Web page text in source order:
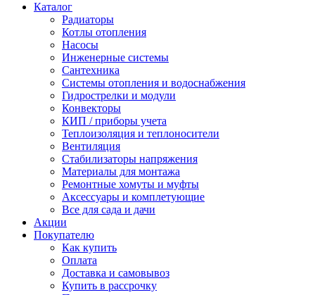
Каталог
Радиаторы
Котлы отопления
Насосы
Инженерные системы
Сантехника
Системы отопления и водоснабжения
Гидрострелки и модули
Конвекторы
КИП / приборы учета
Теплоизоляция и теплоносители
Вентиляция
Стабилизаторы напряжения
Материалы для монтажа
Ремонтные хомуты и муфты
Аксессуары и комплетующие
Все для сада и дачи
Акции
Покупателю
Как купить
Оплата
Доставка и самовывоз
Купить в рассрочку